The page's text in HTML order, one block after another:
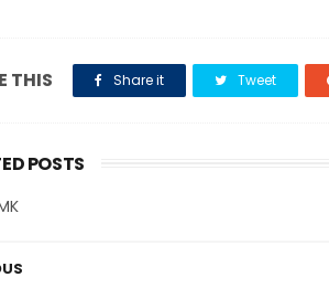
THIS Share it Tweet
POSTS